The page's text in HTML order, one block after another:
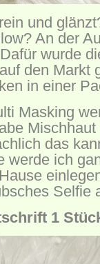
und
An der
wurde
den Markt
in einer
Masking
das
werde ich
Selfie
1